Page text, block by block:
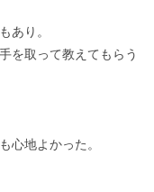
あり。
を取って教えてもらう
心地よかった。